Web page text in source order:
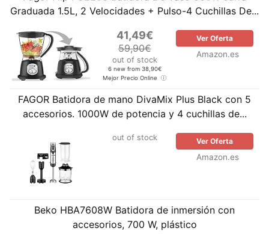
Graduada 1.5L, 2 Velocidades + Pulso-4 Cuchillas De...
41,49€
59,90€
out of stock
6 new from 38,90€
Mejor Precio Online
Ver Oferta
Amazon.es
FAGOR Batidora de mano DivaMix Plus Black con 5
accesorios. 1000W de potencia y 4 cuchillas de...
out of stock Ver Oferta
Amazon.es
Beko HBA7608W Batidora de inmersión con
accesorios, 700 W, plástico